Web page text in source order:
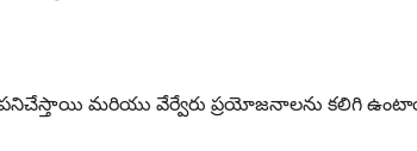
మరియు వేర్వేరు ప్రయోజనాలను కలిగి ఉంటాయి.